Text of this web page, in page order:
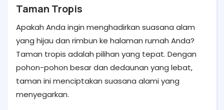
Taman Tropis
Apakah Anda ingin menghadirkan suasana alam
yang hijau dan rimbun ke halaman rumah Anda?
Taman tropis adalah pilihan yang tepat. Dengan
pohon-pohon besar dan dedaunan yang lebat,
taman ini menciptakan suasana alami yang
menyegarkan.